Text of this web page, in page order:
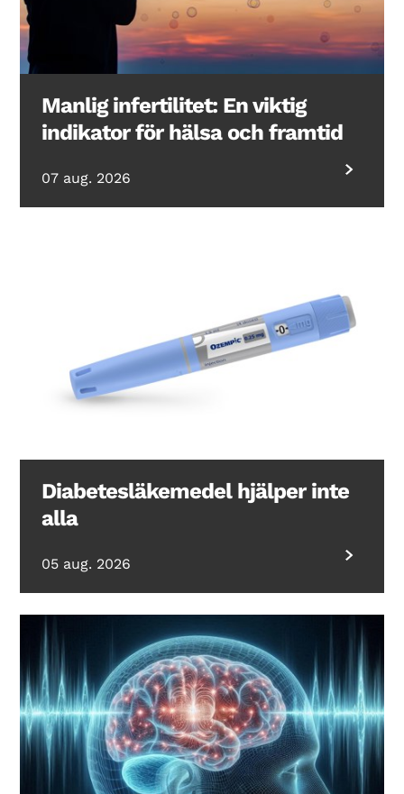
Manlig infertilitet: En viktig
indikator för hälsa och framtid
07 aug. 2026
Diabetesläkemedel hjälper inte
alla
05 aug. 2026